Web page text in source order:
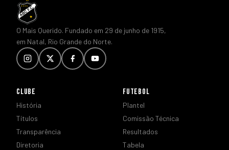
O Mais Querido. Fundado em 29 de junho de 1915,
em Natal, Rio Grande do Norte.
CLUBE
História
Títulos
Transparência
Diretoria
FUTEBOL
Plantel
Comissão Técnica
Resultados
Tabela